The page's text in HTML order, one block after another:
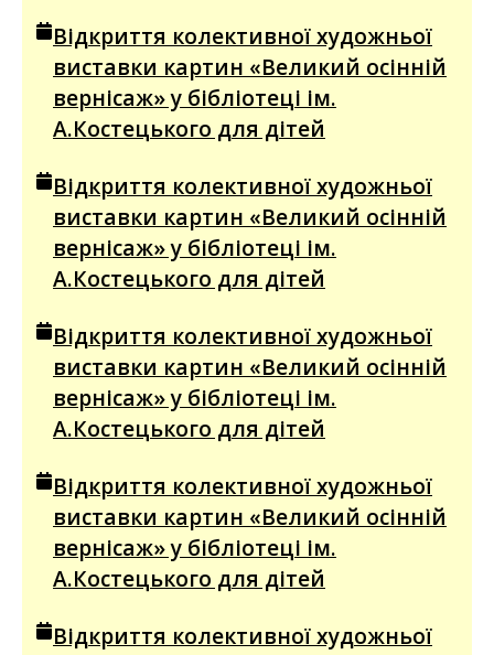
Відкриття колективної художньої
виставки картин «Великий осінній
вернісаж» у бібліотеці ім.
А.Костецького для дітей
Відкриття колективної художньої
виставки картин «Великий осінній
вернісаж» у бібліотеці ім.
А.Костецького для дітей
Відкриття колективної художньої
виставки картин «Великий осінній
вернісаж» у бібліотеці ім.
А.Костецького для дітей
Відкриття колективної художньої
виставки картин «Великий осінній
вернісаж» у бібліотеці ім.
А.Костецького для дітей
Відкриття колективної художньої